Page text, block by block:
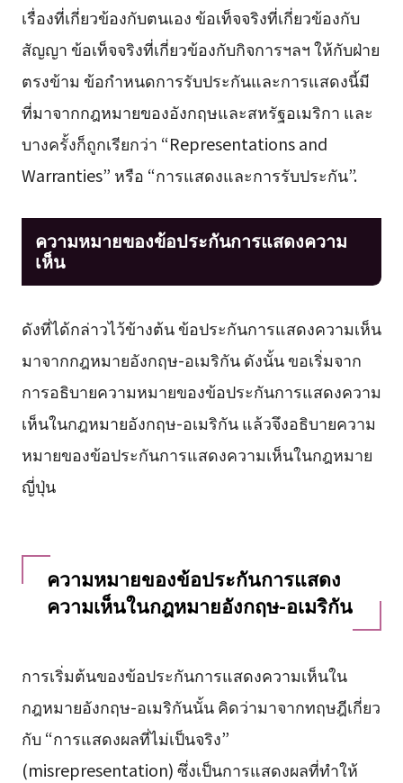
เรื่องที่เกี่ยวข้องกับตนเอง ข้อเท็จจริงที่เกี่ยวข้องกับ
สัญญา ข้อเท็จจริงที่เกี่ยวข้องกับกิจการฯลฯ ให้กับฝ่าย
ตรงข้าม ข้อกำหนดการรับประกันและการแสดงนี้มี
ที่มาจากกฎหมายของอังกฤษและสหรัฐอเมริกา และ
บางครั้งก็ถูกเรียกว่า “Representations and
Warranties” หรือ “การแสดงและการรับประกัน”.
ความหมายของข้อประกันการแสดงความ
เห็น
ดังที่ได้กล่าวไว้ข้างต้น ข้อประกันการแสดงความเห็น
มาจากกฎหมายอังกฤษ-อเมริกัน ดังนั้น ขอเริ่มจาก
การอธิบายความหมายของข้อประกันการแสดงความ
เห็นในกฎหมายอังกฤษ-อเมริกัน แล้วจึงอธิบายความ
หมายของข้อประกันการแสดงความเห็นในกฎหมาย
ญี่ปุ่น
ความหมายของข้อประกันการแสดง
ความเห็นในกฎหมายอังกฤษ-อเมริกัน
การเริ่มต้นของข้อประกันการแสดงความเห็นใน
กฎหมายอังกฤษ-อเมริกันนั้น คิดว่ามาจากทฤษฎีเกี่ยว
กับ “การแสดงผลที่ไม่เป็นจริง”
(misrepresentation) ซึ่งเป็นการแสดงผลที่ทำให้